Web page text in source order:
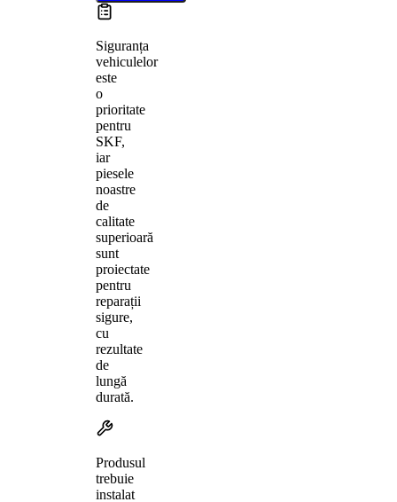
Siguranța
vehiculelor
este
o
prioritate
pentru
SKF,
iar
piesele
noastre
de
calitate
superioară
sunt
proiectate
pentru
reparații
sigure,
cu
rezultate
de
lungă
durată.
Produsul
trebuie
instalat